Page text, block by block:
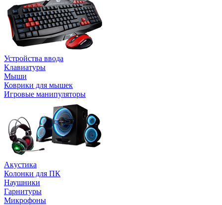
Устройства ввода
Клавиатуры
Мыши
Коврики для мышек
Игровые манипуляторы
Акустика
Колонки для ПК
Наушники
Гарнитуры
Микрофоны